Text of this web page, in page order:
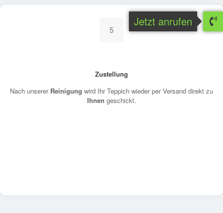
5
Zustellung
Nach unserer Reinigung wird Ihr Teppich wieder per Versand direkt zu
Ihnen geschickt.
Jetzt anrufen